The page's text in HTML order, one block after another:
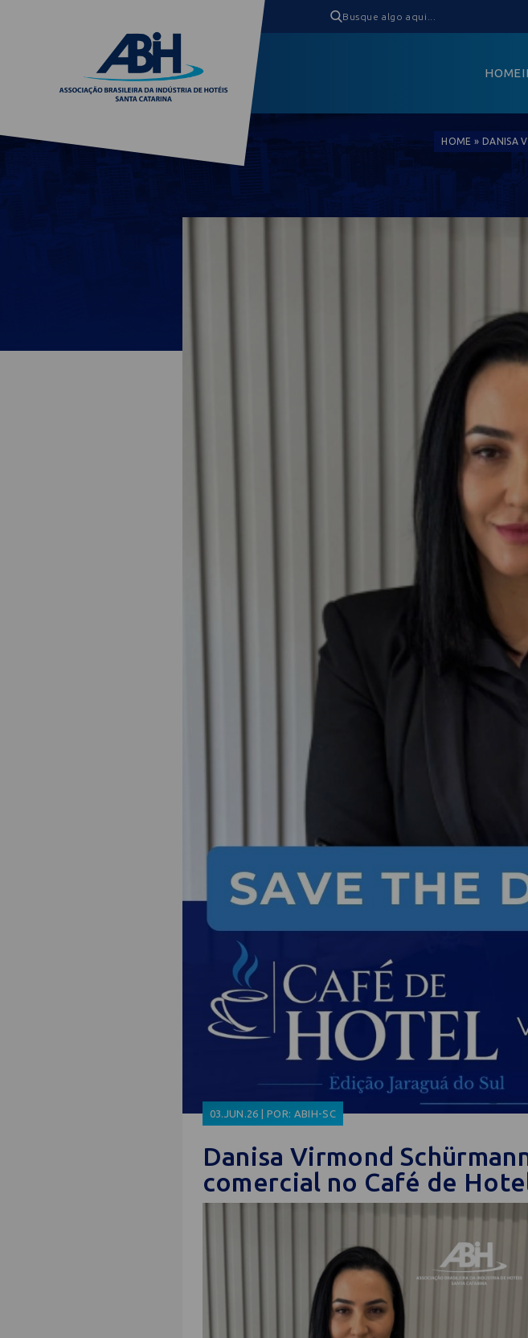
HOME
HOME » DANISA
03.JUN.26 | POR: ABIH-SC
Danisa Virmond
comercial no Café de